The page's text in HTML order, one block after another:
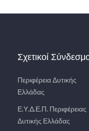
Σχετικοί
Περιφέρεια Δυτικής
Ελλάδας
Ε.Υ.Δ.Ε.Π. Περιφέρειας
Δυτικής Ελλάδας